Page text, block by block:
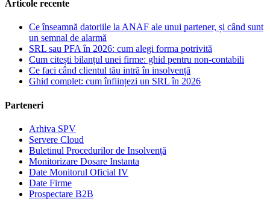
Articole recente
Ce înseamnă datoriile la ANAF ale unui partener, și când sunt
un semnal de alarmă
SRL sau PFA în 2026: cum alegi forma potrivită
Cum citești bilanțul unei firme: ghid pentru non-contabili
Ce faci când clientul tău intră în insolvență
Ghid complet: cum înființezi un SRL în 2026
Parteneri
Arhiva SPV
Servere Cloud
Buletinul Procedurilor de Insolvență
Monitorizare Dosare Instanta
Date Monitorul Oficial IV
Date Firme
Prospectare B2B